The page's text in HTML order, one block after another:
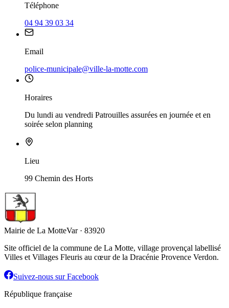
Téléphone
04 94 39 03 34
Email
police-municipale@ville-la-motte.com
Horaires
Du lundi au vendredi Patrouilles assurées en journée et en
soirée selon planning
Lieu
99 Chemin des Horts
Mairie de La MotteVar · 83920
Site officiel de la commune de La Motte, village provençal labellisé
Villes et Villages Fleuris au cœur de la Dracénie Provence Verdon.
Suivez-nous sur Facebook
République française